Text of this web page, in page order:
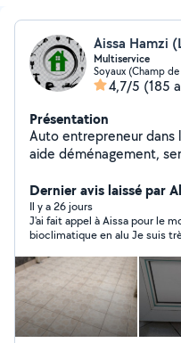
Aissa Hamzi
Multiservice
Soyaux (Champ
4,7/5 (185
Présentation
Auto entrepreneur dans
aide déménagement,
travaux de maçonnerie, terrassement, peinture)
Dernier avis laissé par
Il y a 26 jours
J'ai fait appel à Aissa pour le
bioclimatique en alu Je suis très très content du travail
professionalisme Ponctuel, assidu , réactif dans nos échanges
et sa disponibilité Il a su la monter tout seul , en peu de temps ,
malgré des conditions pas
faire ! Merci encore Aissa , je ne manquerai pas de refaire appel
à vos services lors de mes prochains
vivement